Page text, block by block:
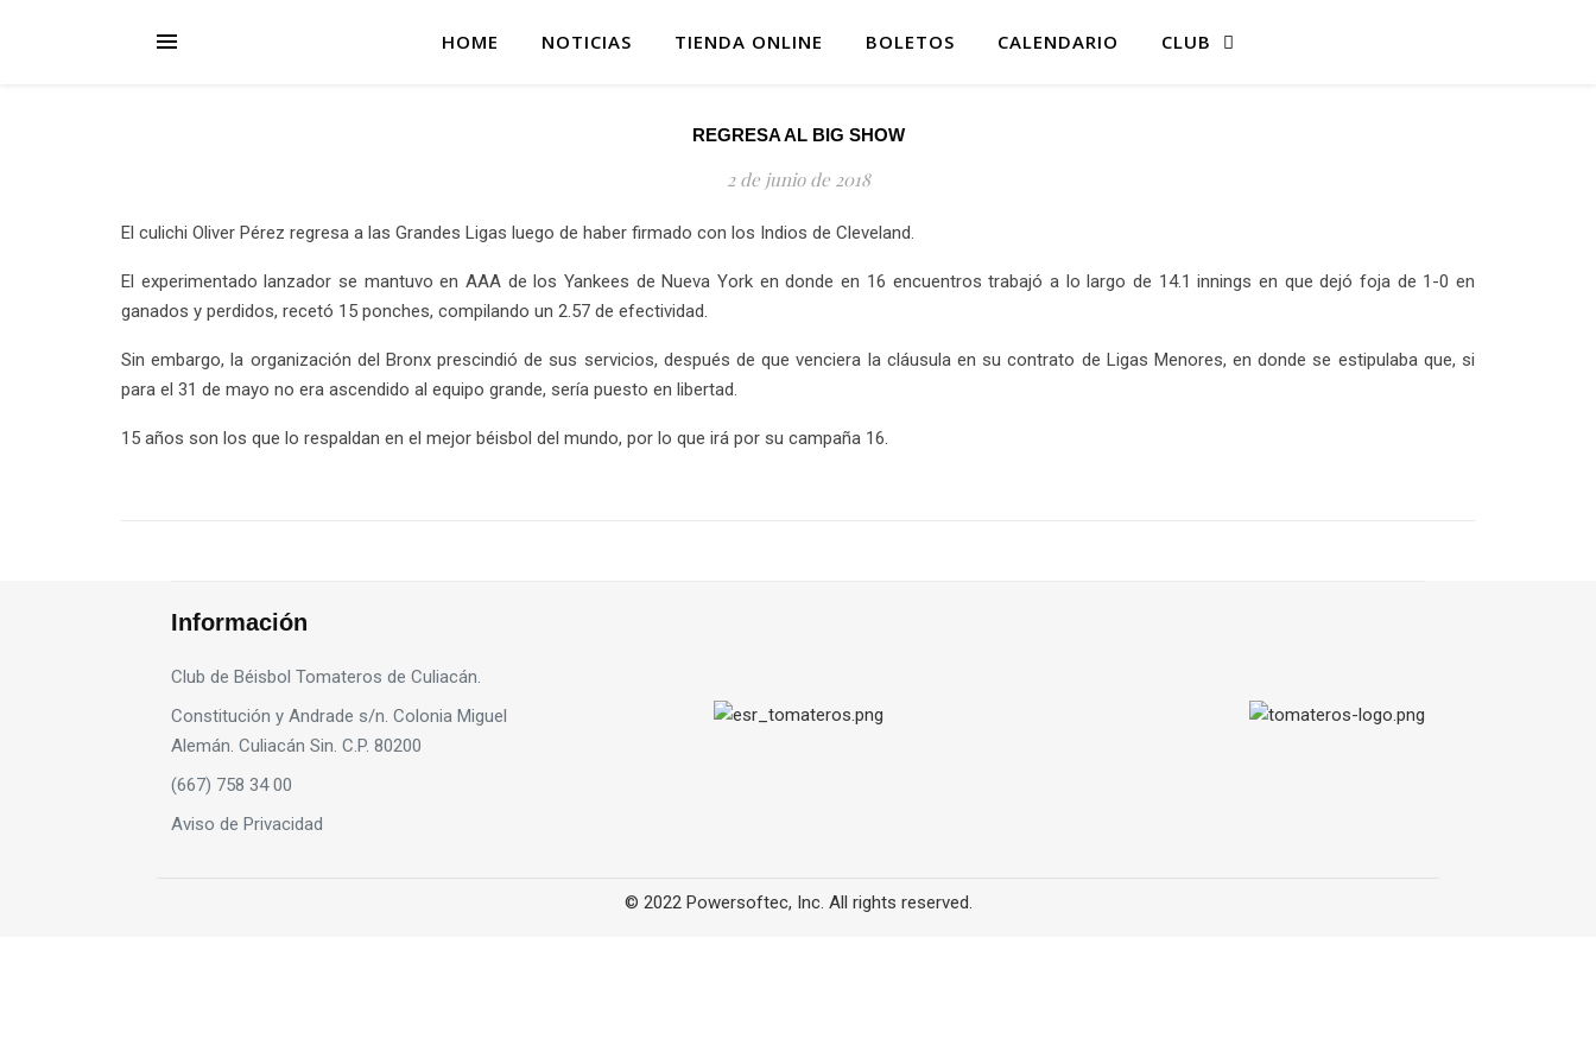
HOME NOTICIAS TIENDA ONLINE BOLETOS CALENDARIO CLUB
REGRESA AL BIG SHOW
2 de junio de 2018
El culichi Oliver Pérez regresa a las Grandes Ligas luego de haber firmado con los Indios de Cleveland.
El experimentado lanzador se mantuvo en AAA de los Yankees de Nueva York en donde en 16 encuentros trabajó a lo largo de 14.1 innings en que dejó foja de 1-0 en
ganados y perdidos, recetó 15 ponches, compilando un 2.57 de efectividad.
Sin embargo, la organización del Bronx prescindió de sus servicios, después de que venciera la cláusula en su contrato de Ligas Menores, en donde se estipulaba que, si
para el 31 de mayo no era ascendido al equipo grande, sería puesto en libertad.
15 años son los que lo respaldan en el mejor béisbol del mundo, por lo que irá por su campaña 16.
Información
Club de Béisbol Tomateros de Culiacán.
Constitución y Andrade s/n. Colonia Miguel
Alemán. Culiacán Sin. C.P. 80200
(667) 758 34 00
Aviso de Privacidad
© 2022 Powersoftec, Inc. All rights reserved.